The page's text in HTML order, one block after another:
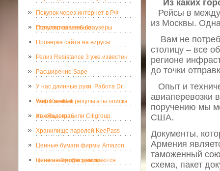
Покупок через интернет в РФ
становится меньше
Популярные веб-браузеры
Проверка сайта на вирусы
Релиз Resistance 3 уже известен
Расширение Sape
У нас длинные руки. Работа Dr.
Web CureNet.
Укороченные результаты поиска
от «Яндекса»
Хакеры ограбили Citigroup
Хранилище паролей KeePass
Ценные бумаги фирмы Amazon
потихоньку обесцениваются
Цена на Google упала
Из каких
Рейсы в
из Москвы.
Вам не
столицу – все
регионе
до точки
Опыт и
авиаперевозки
поручению мы
США.
Документы,
Армения
таможенный
схема, пакет